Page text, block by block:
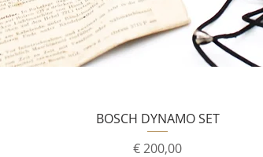
BOSCH DYNAMO SET
Prijs
€ 200,00